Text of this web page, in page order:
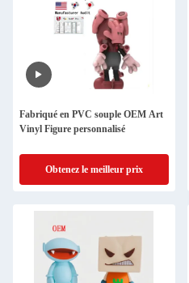
Fabriqué en PVC souple OEM Art
Vinyl Figure personnalisé
Obtenez le meilleur prix